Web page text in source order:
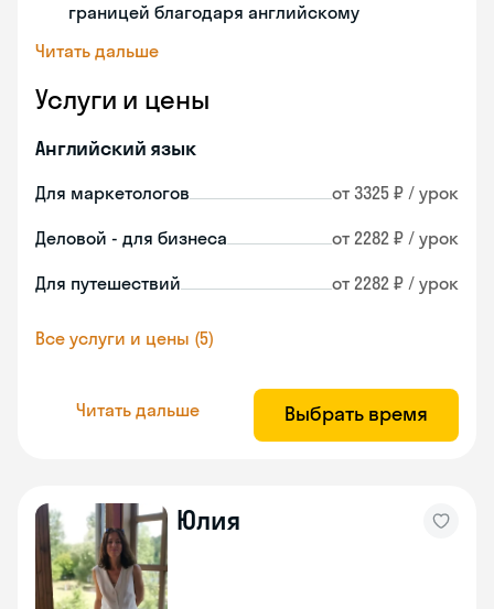
границей благодаря английскому
Читать дальше
Услуги и цены
Английский язык
Для маркетологов от 3325 ₽ / урок
Деловой - для бизнеса от 2282 ₽ / урок
Для путешествий от 2282 ₽ / урок
Все услуги и цены (5)
Читать дальше Выбрать время
Юлия